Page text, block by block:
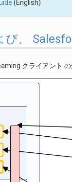
(English)
び、
クライアント